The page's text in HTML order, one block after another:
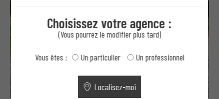
Choisissez votre agence :
(Vous pourrez le modifier plus tard)
Vous êtes : Un particulier Un professionnel
Localisez-moi